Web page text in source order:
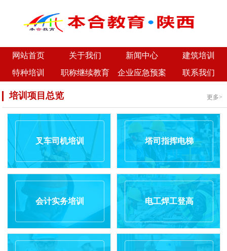
网站首页 关于我们 新闻中心
建筑培训
特种培训
职称继续教育 企业应急预案 联系我们
培训项目总览 更多>
叉车司机培训 塔司指挥电梯
会计实务培训 电工焊工登高